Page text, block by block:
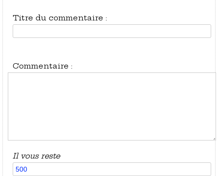
Titre du commentaire :
Commentaire :
Il vous reste